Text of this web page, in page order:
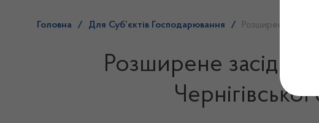
Головна / Для Суб’єктів Господарювання / Розширене
Розширене